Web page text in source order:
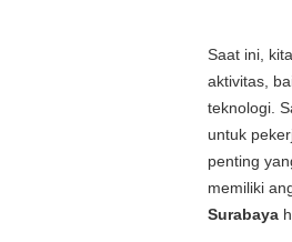
Saat ini,
aktivitas,
teknologi.
untuk
penting
memiliki
Surabaya